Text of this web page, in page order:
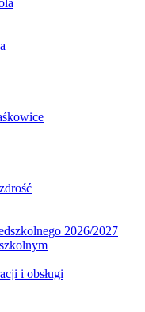
2026/2027
i obsługi